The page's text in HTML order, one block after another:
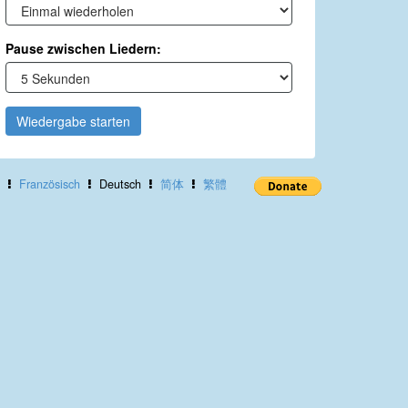
Pause zwischen Liedern:
Wiedergabe starten
Französisch Deutsch 简体 繁體